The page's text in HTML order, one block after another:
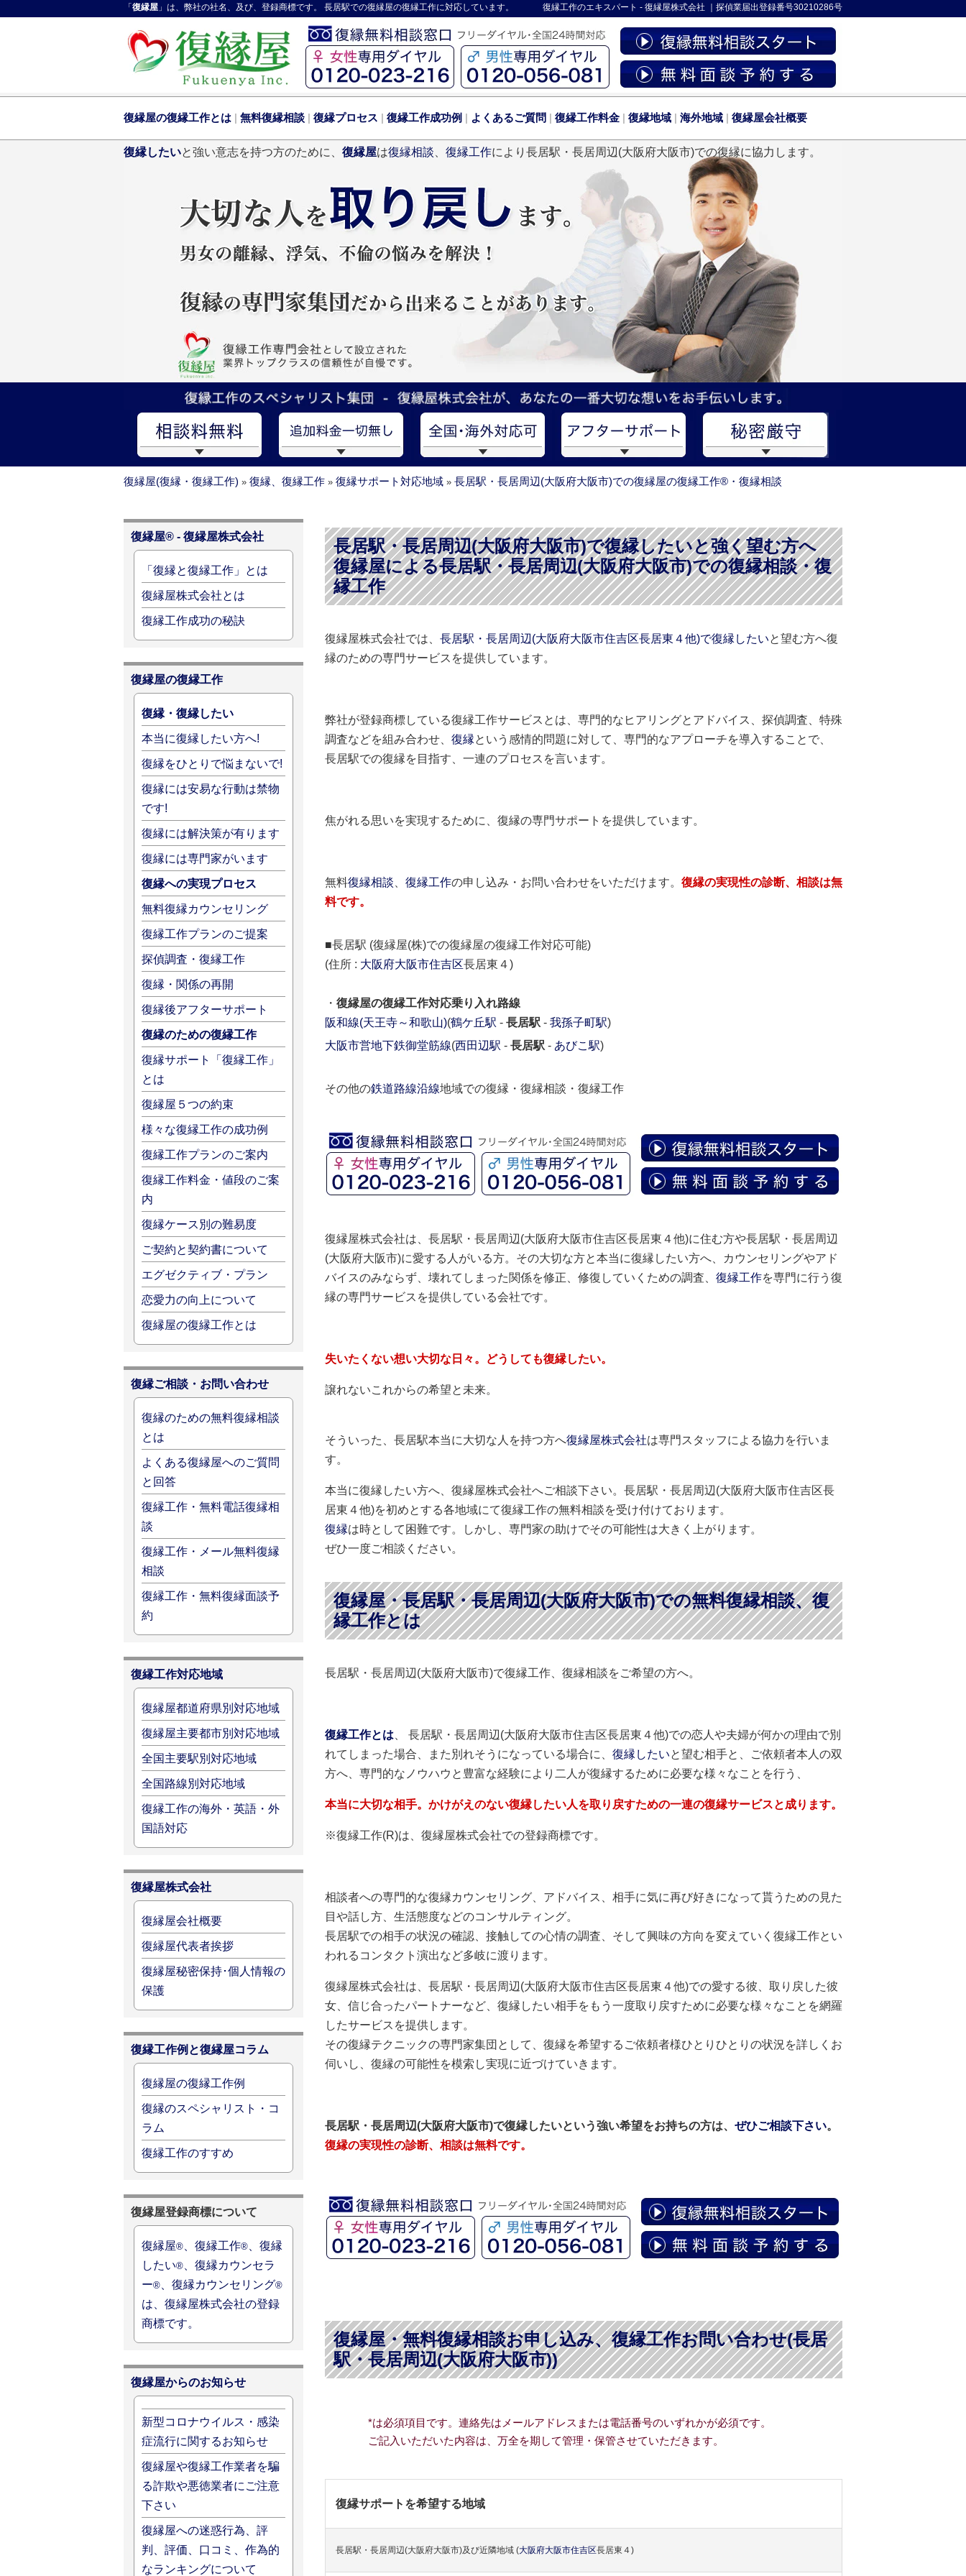
「 復縁屋 」は、弊社の社名、及び、登録商標です。 長居駅での復縁屋の復縁工作に対応しています。 復縁工作のエキスパート - 復縁屋株式会社 探偵業届出登録番号30210286号
復縁屋の復縁工作とは | 無料復縁相談 | 復縁プロセス | 復縁工作成功例 | よくあるご質問 | 復縁工作料金 | 復縁地域 | 海外地域 | 復縁屋会社概要
復縁したいと強い意志を持つ方のために、 復縁屋は復縁相談 復縁工作により長居駅・長居周辺(大阪府大阪市)での復縁に協力します。
復縁屋(復縁・復縁工作) » 復縁、復縁工作 » 復縁サポート対応地域 » 長居駅・長居周辺(大阪府大阪市)での復縁屋の復縁工作®・復縁相談
長居駅・長居周辺(大阪府大阪市)で復縁したいと強く望む方へ
復縁屋による長居駅・長居周辺(大阪府大阪市)での復縁相談・復
縁工作
復縁屋株式会社では、 長居駅・長居周辺(大阪府大阪市住吉区長居東４他)で復縁したいと望む方へ復
縁のための専門サービスを提供しています。
弊社が登録商標している復縁工作サービスとは、専門的なヒアリングとアドバイス、探偵調査、特殊
調査などを組み合わせ、 復縁という感情的問題に対して、専門的なアプローチを導入することで、
長居駅での復縁を目指す、一連のプロセスを言います。
焦がれる思いを実現するために、復縁の専門サポートを提供しています。
無料復縁相談 復縁工作の申し込み・お問い合わせをいただけます。 復縁の実現性の診断、相談は無
料です。
■長居駅 (復縁屋(株)での復縁屋の復縁工作対応可能)
(住所 : 大阪府大阪市住吉区長居東４)
・ 復縁屋の復縁工作対応乗り入れ路線
阪和線(天王寺～和歌山)(鶴ケ丘駅 - 長居駅 - 我孫子町駅)
大阪市営地下鉄御堂筋線(西田辺駅 - 長居駅 - あびこ駅)
その他の鉄道路線沿線地域での復縁・復縁相談・復縁工作
復縁屋株式会社は、長居駅・長居周辺(大阪府大阪市住吉区長居東４他)に住む方や長居駅・長居周辺
(大阪府大阪市)に愛する人がいる方。その大切な方と本当に復縁したい方へ、カウンセリングやアド
バイスのみならず、壊れてしまった関係を修正、修復していくための調査、 復縁工作を専門に行う復
縁の専門サービスを提供している会社です。
失いたくない想い大切な日々。どうしても復縁したい。
譲れないこれからの希望と未来。
そういった、長居駅本当に大切な人を持つ方へ復縁屋株式会社は専門スタッフによる協力を行いま
す。
本当に復縁したい方へ、復縁屋株式会社へご相談下さい。長居駅・長居周辺(大阪府大阪市住吉区長
居東４他)を初めとする各地域にて復縁工作の無料相談を受け付けております。
復縁は時として困難です。しかし、専門家の助けでその可能性は大きく上がります。
ぜひ一度ご相談ください。
復縁屋・長居駅・長居周辺(大阪府大阪市)での無料復縁相談、復
縁工作とは
長居駅・長居周辺(大阪府大阪市)で復縁工作、復縁相談をご希望の方へ。
復縁工作とは 、 長居駅・長居周辺(大阪府大阪市住吉区長居東４他)での恋人や夫婦が何かの理由で別
れてしまった場合、また別れそうになっている場合に、 復縁したいと望む相手と、ご依頼者本人の双
方へ、専門的なノウハウと豊富な経験により二人が復縁するために必要な様々なことを行う、
本当に大切な相手。かけがえのない復縁したい人を取り戻すための一連の復縁サービスと成ります。
※復縁工作(R)は、復縁屋株式会社での登録商標です。
相談者への専門的な復縁カウンセリング、アドバイス、相手に気に再び好きになって貰うための見た
目や話し方、生活態度などのコンサルティング。
長居駅での相手の状況の確認、接触しての心情の調査、そして興味の方向を変えていく復縁工作とい
われるコンタクト演出など多岐に渡ります。
復縁屋株式会社は、長居駅・長居周辺(大阪府大阪市住吉区長居東４他)での愛する彼、取り戻した彼
女、信じ合ったパートナーなど、復縁したい相手をもう一度取り戻すために必要な様々なことを網羅
したサービスを提供します。
その復縁テクニックの専門家集団として、復縁を希望するご依頼者様ひとりひとりの状況を詳しくお
伺いし、復縁の可能性を模索し実現に近づけていきます。
長居駅・長居周辺(大阪府大阪市)で復縁したいという強い希望をお持ちの方は、 ぜひご相談下さい。
復縁の実現性の診断、相談は無料です。
復縁屋・無料復縁相談お申し込み、復縁工作お問い合わせ(長居
駅・長居周辺(大阪府大阪市))
*は必須項目です。連絡先はメールアドレスまたは電話番号のいずれかが必須です。
ご記入いただいた内容は、万全を期して管理・保管させていただきます。
復縁サポートを希望する地域
長居駅・長居周辺(大阪府大阪市)及び近隣地域 (大阪府大阪市住吉区長居東４)
復縁屋® - 復縁屋株式会社
「復縁と復縁工作」とは
復縁屋株式会社とは
復縁工作成功の秘訣
復縁屋の復縁工作
復縁・復縁したい
本当に復縁したい方へ!
復縁をひとりで悩まないで!
復縁には安易な行動は禁物
です!
復縁には解決策が有ります
復縁には専門家がいます
復縁への実現プロセス
無料復縁カウンセリング
復縁工作プランのご提案
探偵調査・復縁工作
復縁・関係の再開
復縁後アフターサポート
復縁のための復縁工作
復縁サポート「復縁工作」
とは
復縁屋５つの約束
様々な復縁工作の成功例
復縁工作プランのご案内
復縁工作料金・値段のご案
内
復縁ケース別の難易度
ご契約と契約書について
エグゼクティブ・プラン
恋愛力の向上について
復縁屋の復縁工作とは
復縁ご相談・お問い合わせ
復縁のための無料復縁相談
とは
よくある復縁屋へのご質問
と回答
復縁工作・無料電話復縁相
談
復縁工作・メール無料復縁
相談
復縁工作・無料復縁面談予
約
復縁工作対応地域
復縁屋都道府県別対応地域
復縁屋主要都市別対応地域
全国主要駅別対応地域
全国路線別対応地域
復縁工作の海外・英語・外
国語対応
復縁屋株式会社
復縁屋会社概要
復縁屋代表者挨拶
復縁屋秘密保持･個人情報の
保護
復縁工作例と復縁屋コラム
復縁屋の復縁工作例
復縁のスペシャリスト・コ
ラム
復縁工作のすすめ
復縁屋登録商標について
復縁屋® 、復縁工作® 、復縁
したい® 、復縁カウンセラ
ー® 、復縁カウンセリング®
は、復縁屋株式会社の登録
商標です。
復縁屋からのお知らせ
新型コロナウイルス・感染
症流行に関するお知らせ
復縁屋や復縁工作業者を騙
る詐欺や悪徳業者にご注意
下さい
復縁屋への迷惑行為、評
判、評価、口コミ、作為的
なランキングについて